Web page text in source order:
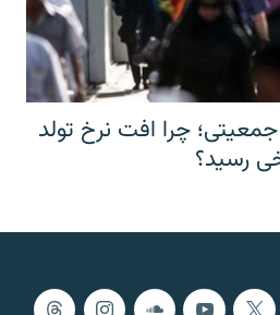
جمعیتی؛ چرا افت نرخ تولد
رسید؟